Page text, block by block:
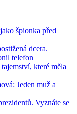
špionka před
dcera.
telefon
které měla
Jeden muž a
Vyznáte se